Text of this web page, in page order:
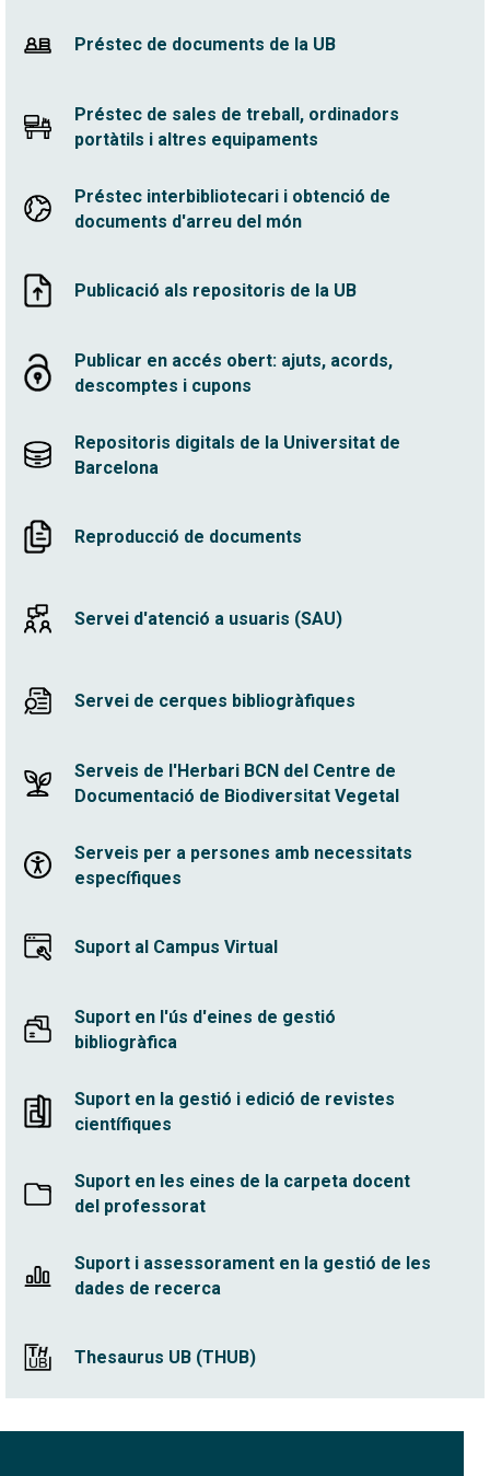
Préstec de documents de la UB
Préstec de sales de treball, ordinadors
portàtils i altres equipaments
Préstec interbibliotecari i obtenció de
documents d'arreu del món
Publicació als repositoris de la UB
Publicar en accés obert: ajuts, acords,
descomptes i cupons
Repositoris digitals de la Universitat de
Barcelona
Reproducció de documents
Servei d'atenció a usuaris (SAU)
Servei de cerques bibliogràfiques
Serveis de l'Herbari BCN del Centre de
Documentació de Biodiversitat Vegetal
Serveis per a persones amb necessitats
específiques
Suport al Campus Virtual
Suport en l'ús d'eines de gestió
bibliogràfica
Suport en la gestió i edició de revistes
científiques
Suport en les eines de la carpeta docent
del professorat
Suport i assessorament en la gestió de les
dades de recerca
Thesaurus UB (THUB)